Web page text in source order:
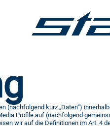
(nachfolgend kurz „Daten“)
Profile auf (nachfolgend
wir auf die Definitionen im Art. 4